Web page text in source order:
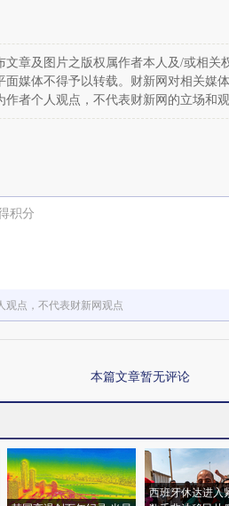
文章及图片之版权属作者本人及/或相关
面媒体不得予以转载。财新网对相关媒
者个人观点，不代表财新网的立场和观
积分
观点，不代表财新网观点
本篇文章暂无评论
西班牙休达进入